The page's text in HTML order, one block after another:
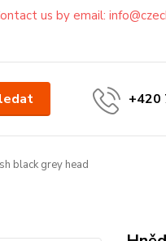
us by email:
+420
black grey head